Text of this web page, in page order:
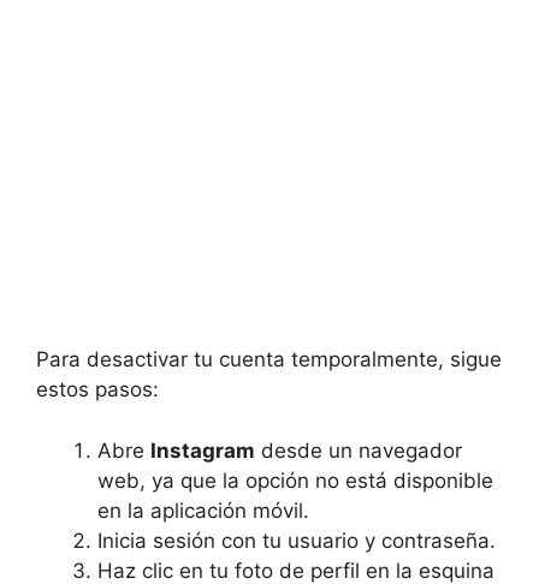
Para desactivar tu cuenta temporalmente, sigue
estos pasos:
Abre Instagram desde un navegador
web, ya que la opción no está disponible
en la aplicación móvil.
Inicia sesión con tu usuario y contraseña.
Haz clic en tu foto de perfil en la esquina